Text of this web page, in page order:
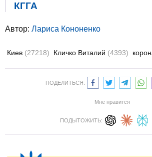
КГГА
Автор: Лариса Кононенко
Киев (27218) Кличко Виталий (4393)
ПОДЕЛИТЬСЯ:
Мне нравится
ПОДЫТОЖИТЬ: